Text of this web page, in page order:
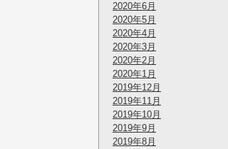
2020年6月
2020年5月
2020年4月
2020年3月
2020年2月
2020年1月
2019年12月
2019年11月
2019年10月
2019年9月
2019年8月